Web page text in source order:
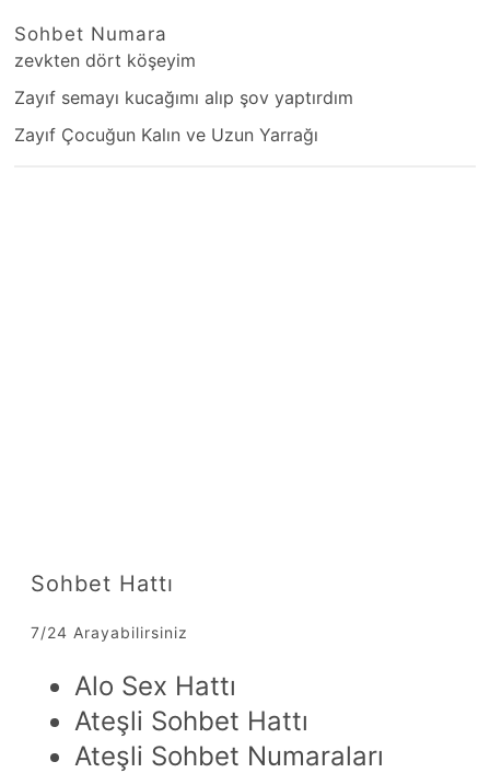
Sohbet Numara
zevkten dört köşeyim
Zayıf semayı kucağımı alıp şov yaptırdım
Zayıf Çocuğun Kalın ve Uzun Yarrağı
Sohbet Hattı
7/24 Arayabilirsiniz
Alo Sex Hattı
Ateşli Sohbet Hattı
Ateşli Sohbet Numaraları